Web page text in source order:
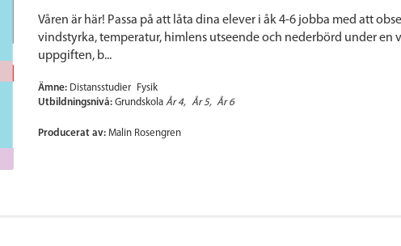
Våren är här! Passa på att låta dina elever i åk 4-6 jobba med att
vindstyrka, temperatur, himlens utseende och nederbörd under en
uppgiften, b...
Ämne: Distansstudier
Fysik
Utbildningsnivå: Grundskola År 4 År 5 År 6
Producerat av: Malin Rosengren